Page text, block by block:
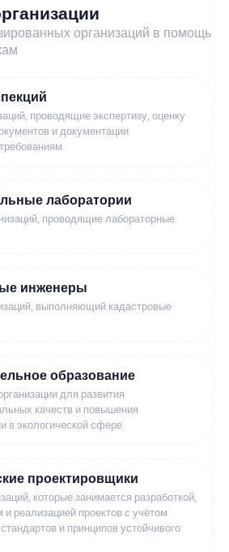
организаций в помощь
проводящие экспертизу, оценку
и документации
лаборатории
проводящие лабораторные
инженеры
выполняющий кадастровые
образование
для развития
качеств и повышения
в экологической сфере
проектировщики
которые занимается разработкой,
реализацией проектов с учётом
и принципов устойчивого